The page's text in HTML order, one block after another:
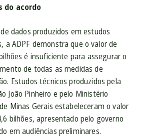
do acordo
dados produzidos em estudos
a ADPF demonstra que o valor de
é insuficiente para assegurar o
de todas as medidas de
Estudos técnicos produzidos pela
João Pinheiro e pelo Ministério
Minas Gerais estabeleceram o valor
bilhões, apresentado pelo governo
em audiências preliminares.